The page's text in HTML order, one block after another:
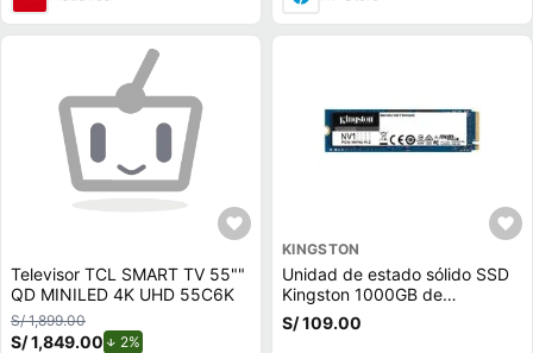
Televisor TCL SMART TV 55""
QD MINILED 4K UHD 55C6K
S/ 1,899.00
S/ 1,849.00 2%
KINGSTON
Unidad de estado sólido SSD
Kingston 1000GB de
capacidad, M.2, NVMe, PCIe
3.0
S/ 109.00